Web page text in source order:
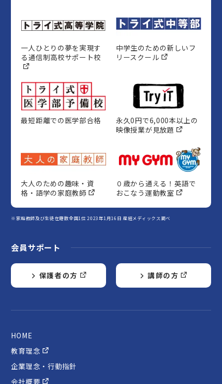
一人ひとりの夢を実現す
る通信制高校サポート校
中学生のための新しいフ
リースクール
最短距離での医学部合格
永久0円で6,000本以上の
映像授業が見放題
大人のための趣味・資
格・語学の家庭教師
０歳から通える！英語で
おこなう運動教室
※家庭教師及び生徒在籍数全国1位 2023年1月16日 産經メディックス調べ
会員サポート
保護者の方 講師の方
HOME
教育理念
企業理念・行動指針
会社概要